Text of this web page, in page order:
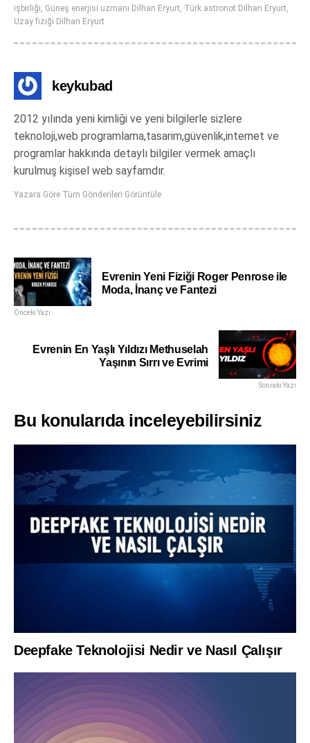
işbirliği, Güneş enerjisi uzmanı Dilhan Eryurt, Türk astronot Dilhan Eryurt,
Uzay fiziği Dilhan Eryurt
keykubad
2012 yılında yeni kimliği ve yeni bilgilerle sizlere
teknoloji,web programlama,tasarim,güvenlik,internet ve
programlar hakkında detaylı bilgiler vermek amaçlı
kurulmuş kişisel web sayfamdır.
Yazara Göre Tüm Gönderileri Görüntüle
Evrenin Yeni Fiziği Roger Penrose ile
Moda, İnanç ve Fantezi
Önceki Yazı
Evrenin En Yaşlı Yıldızı Methuselah
Yaşının Sırrı ve Evrimi
Sonraki Yazı
Bu konularıda inceleyebilirsiniz
Deepfake Teknolojisi Nedir ve Nasıl Çalışır